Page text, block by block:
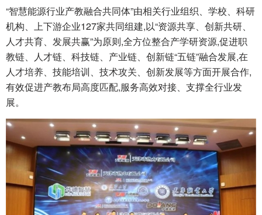
“智慧能源行业产教融合共同体”由相关行业组织、学校、科研
机构、上下游企业127家共同组建,以“资源共享、创新共研、
人才共育、发展共赢”为原则,全方位整合产学研资源,促进职
教链、人才链、科技链、产业链、创新链“五链”融合发展,在
人才培养、技能培训、技术攻关、创新发展等方面开展合作,
有效促进产教布局高度匹配,服务高效对接、支撑全行业发
展。